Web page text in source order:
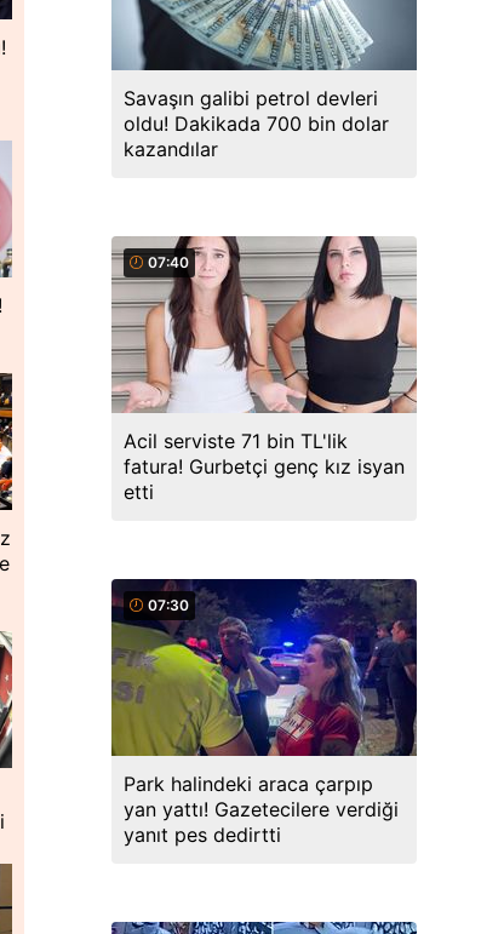
Savaşın galibi petrol devleri
oldu! Dakikada 700 bin dolar
kazandılar
07:40
Acil serviste 71 bin TL'lik
fatura! Gurbetçi genç kız isyan
etti
07:30
Park halindeki araca çarpıp
yan yattı! Gazetecilere verdiği
yanıt pes dedirtti